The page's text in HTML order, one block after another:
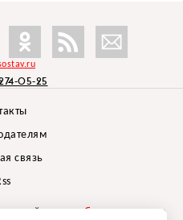
05-25
связь
проектбрендингового